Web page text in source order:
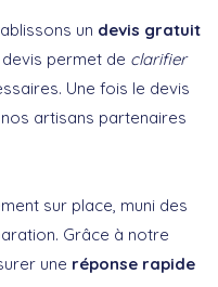
un devis gratuit
permet de clarifier
Une fois le devis
artisans partenaires
sur place, muni des
Grâce à notre
une réponse rapide